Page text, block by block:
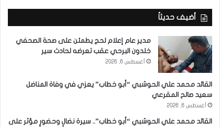
أضيف حديثاً
مدير عام إعلام لحج يطمئن على صحة الصحفي
خلدون البرحي عقب تعرضه لحادث سير
أغسطس 6, 2026
القائد محمد علي الحوشبي “أبو خطاب” يعزي في وفاة المناضل
سعيد صالح المقرعي
أغسطس 6, 2026
القائد محمد علي الحوشبي “أبو خطاب”.. سيرة نضالٍ وحضورٍ مؤثر على